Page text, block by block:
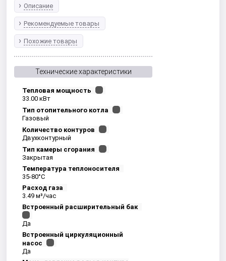
Описание
Рекомендуемые товары
Похожие товары
Технические характеристики
Тепловая мощность
33.00 кВт
Тип отопительного котла
Газовый
Количество контуров
Двухконтурный
Тип камеры сгорания
Закрытая
Температура теплоносителя
35-80°С
Расход газа
3.49 м³/час
Встроенный расширительный бак
Да
Встроенный циркуляционный
насос
Да